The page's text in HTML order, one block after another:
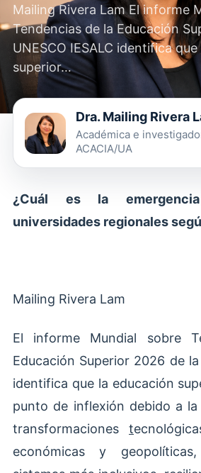
Mailing Rivera Lam El informe
Tendencias de la Educación
UNESCO IESALC identifica
superior…
Dra. Mailing Rivera
Académica e
ACACIA/UA
¿Cuál es la
universidades regionales
Mailing Rivera Lam
El informe Mundial sobre
Educación Superior 2026 de la
identifica que la educación
punto de inflexión debido a
transformaciones t
económicas y